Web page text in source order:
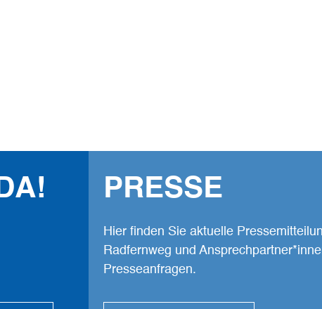
PRESSE
Hier finden Sie aktuelle
Radfernweg und
Presseanfragen.